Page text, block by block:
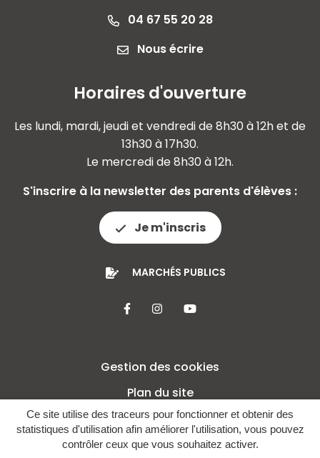
Ce site utilise des traceurs pour fonctionner et obtenir des
statistiques d'utilisation afin améliorer l'utilisation, vous pouvez
contrôler ceux que vous souhaitez activer.
04 67 55 20 28
Nous écrire
Horaires d'ouverture
Les lundi, mardi, jeudi et vendredi de 8h30 à 12h et de
13h30 à 17h30.
Le mercredi de 8h30 à 12h.
S'inscrire à la newsletter des parents d'élèves :
Je m'inscris
MARCHÉS PUBLICS
Lien vers le compte Facebook
Lien vers le compte
Lien vers la chaîne
Gestion des cookies
Plan du site
Mentions légales
Crédits